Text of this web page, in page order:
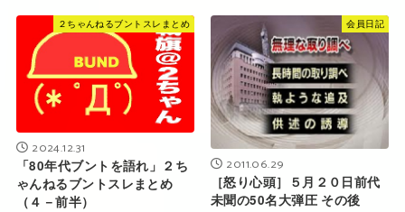
２ちゃんねるブントスレまとめ
2024.12.31
「80年代ブントを語れ」２ち
ゃんねるブントスレまとめ
（４－前半）
会員日記
2011.06.29
［怒り心頭］５月２０日前代
未聞の50名大弾圧 その後